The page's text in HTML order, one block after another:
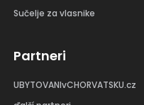
Sučelje za vlasnike
Partneri
UBYTOVANIvCHORVATSKU.cz